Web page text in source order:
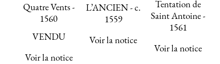
Quatre Vents -
1560
VENDU
Voir la notice
L’ANCIEN - c.
1559
Voir la notice
Tentation de
Saint Antoine -
1561
Voir la notice